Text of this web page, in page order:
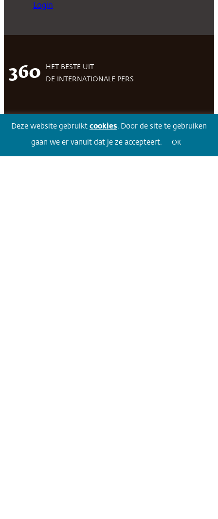
Login
360
HET BESTE UIT
DE INTERNATIONALE PERS
Volg 360Facebook LinkedIn Twitter
Deze website gebruikt cookies. Door de site te gebruiken
gaan we er vanuit dat je ze accepteert. OK